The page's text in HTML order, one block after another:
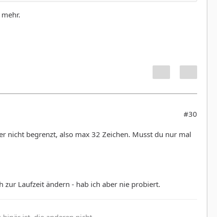
#30
nicht begrenzt, also max 32 Zeichen. Musst du nur mal
zur Laufzeit ändern - hab ich aber nie probiert.